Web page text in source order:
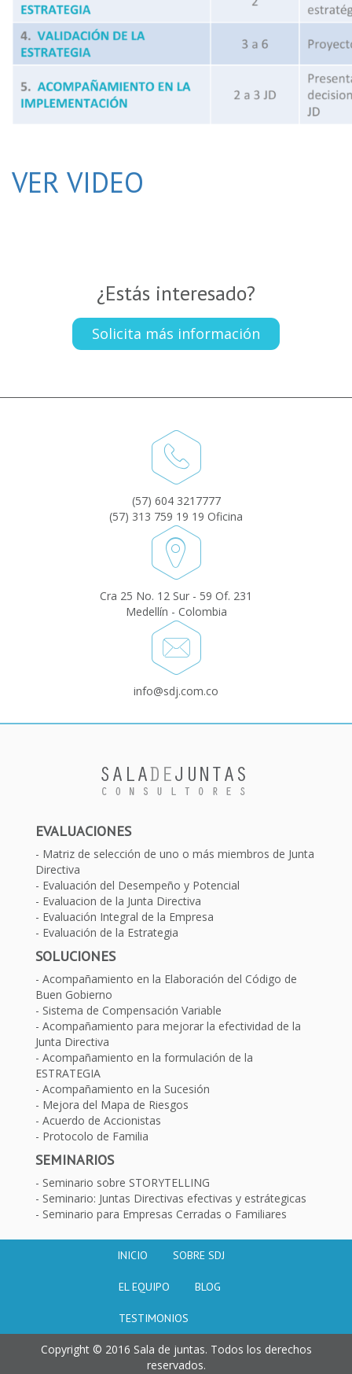
VER VIDEO
¿Estás interesado?
Solicita más información
(57) 604 3217777
(57) 313 759 19 19 Oficina
Cra 25 No. 12 Sur - 59 Of. 231
Medellín - Colombia
info@sdj.com.co
EVALUACIONES
Matriz de selección de uno o más miembros de Junta
Directiva
Evaluación del Desempeño y Potencial
Evaluacion de la Junta Directiva
Evaluación Integral de la Empresa
Evaluación de la Estrategia
SOLUCIONES
Acompañamiento en la Elaboración del Código de
Buen Gobierno
Sistema de Compensación Variable
Acompañamiento para mejorar la efectividad de la
Junta Directiva
Acompañamiento en la formulación de la
ESTRATEGIA
Acompañamiento en la Sucesión
Mejora del Mapa de Riesgos
Acuerdo de Accionistas
Protocolo de Familia
SEMINARIOS
Seminario sobre STORYTELLING
Seminario: Juntas Directivas efectivas y estrátegicas
Seminario para Empresas Cerradas o Familiares
INICIO SOBRE SDJ
EL EQUIPO BLOG
TESTIMONIOS
Copyright © 2016 Sala de juntas. Todos los derechos
reservados.